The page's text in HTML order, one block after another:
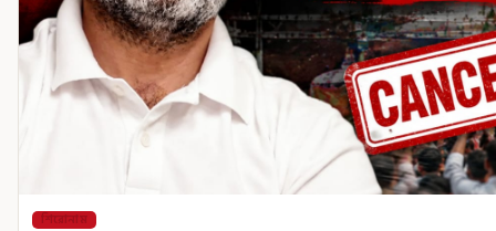
শিরোনাম